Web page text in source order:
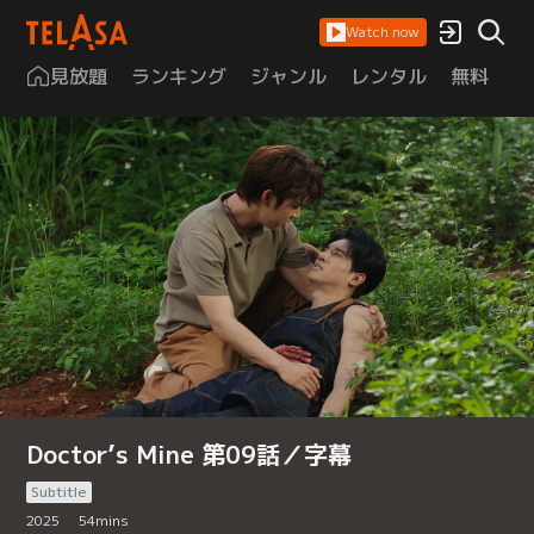
Watch now
見放題 ランキング ジャンル レンタル 無料
Doctor’s Mine 第09話／字幕
Subtitle
2025
54mins